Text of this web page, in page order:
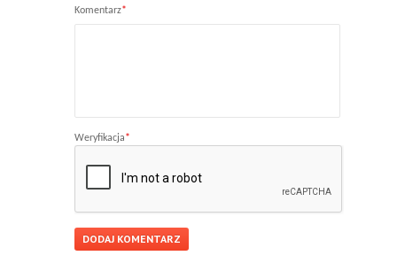
Komentarz*
Weryfikacja*